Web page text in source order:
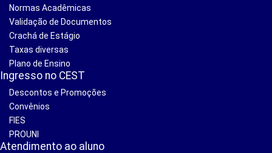
Normas Acadêmicas
Validação de Documentos
Crachá de Estágio
Taxas diversas
Plano de Ensino
Ingresso no CEST
Descontos e Promoções
Convênios
FIES
PROUNI
Atendimento ao aluno